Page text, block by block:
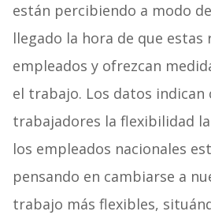
están percibiendo a modo
llegado la hora de que estas
empleados y ofrezcan
el trabajo. Los datos indican
trabajadores la flexibilidad
los empleados nacionales
pensando en cambiarse a
trabajo más flexibles,